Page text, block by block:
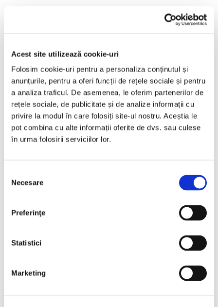
Acest site utilizează cookie-uri
Folosim cookie-uri pentru a personaliza conținutul și
anunțurile, pentru a oferi funcții de rețele sociale și pentru
a analiza traficul. De asemenea, le oferim partenerilor de
rețele sociale, de publicitate și de analize informații cu
privire la modul în care folosiți site-ul nostru. Aceștia le
pot combina cu alte informații oferite de dvs. sau culese
în urma folosirii serviciilor lor.
consimțământului
Necesare
Preferinţe
Statistici
Marketing